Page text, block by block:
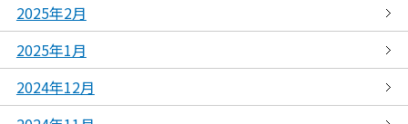
2025年2月
2025年1月
2024年12月